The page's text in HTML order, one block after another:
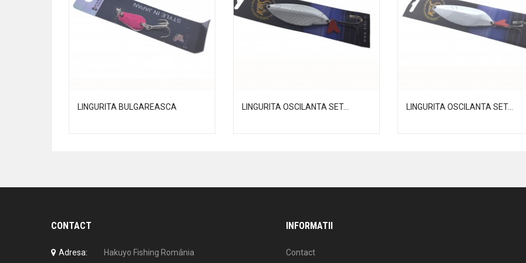
LINGURITA BULGAREASCA LINGURITA OSCILANTA SET... LINGURITA OSCILANTA SET...
CONTACT
Adresa: Hakuyo Fishing România
INFORMATII
Contact